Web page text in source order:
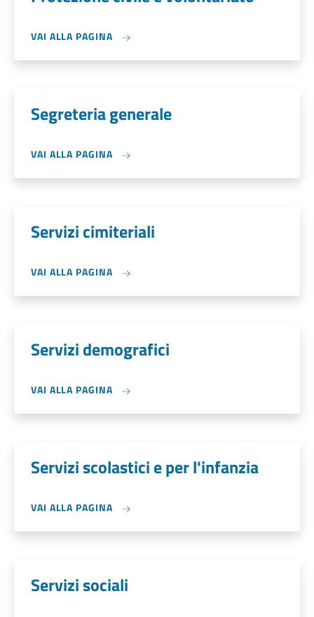
VAI ALLA PAGINA
Segreteria generale
VAI ALLA PAGINA
Servizi cimiteriali
VAI ALLA PAGINA
Servizi demografici
VAI ALLA PAGINA
Servizi scolastici e per l'infanzia
VAI ALLA PAGINA
Servizi sociali